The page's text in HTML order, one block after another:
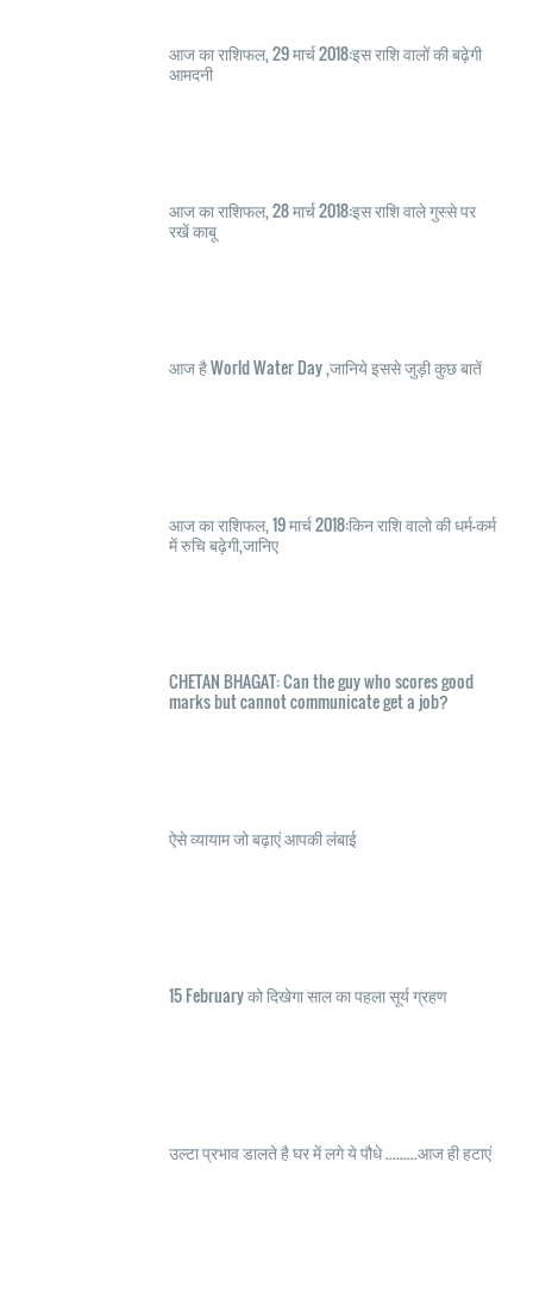
आज का राशिफल, 29 मार्च 2018:इस राशि वालों की बढ़ेगी
आमदनी
आज का राशिफल, 28 मार्च 2018:इस राशि वाले गुस्से पर
रखें काबू
आज है World Water Day ,जानिये इससे जुड़ी कुछ बातें
आज का राशिफल, 19 मार्च 2018:किन राशि वालो की धर्म-कर्म
में रुचि बढ़ेगी,जानिए
CHETAN BHAGAT: Can the guy who scores good
marks but cannot communicate get a job?
ऐसे व्यायाम जो बढ़ाएं आपकी लंबाई
15 February को दिखेगा साल का पहला सूर्य ग्रहण
उल्टा प्रभाव डालते है घर में लगे ये पौधे .........आज ही हटाएं